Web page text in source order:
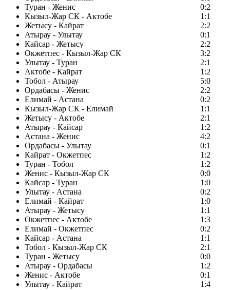
Туран - Женис
0:2
Кызыл-Жар СК - Актобе
1:1
Жетысу - Кайрат
2:2
Атырау - Улытау
0:1
Кайсар - Жетысу
2:2
Окжетпес - Кызыл-Жар СК
3:2
Улытау - Туран
2:1
Актобе - Кайрат
1:2
Тобол - Атырау
5:0
Ордабасы - Женис
2:2
Елимай - Астана
0:2
Кызыл-Жар СК - Елимай
1:1
Жетысу - Актобе
2:1
Атырау - Кайсар
1:2
Астана - Женис
4:2
Ордабасы - Улытау
0:1
Кайрат - Окжетпес
1:2
Туран - Тобол
1:2
Женис - Кызыл-Жар СК
0:0
Кайсар - Туран
1:0
Улытау - Астана
0:2
Елимай - Кайрат
1:0
Атырау - Жетысу
1:1
Окжетпес - Актобе
1:3
Елимай - Окжетпес
0:2
Кайсар - Астана
1:1
Тобол - Кызыл-Жар СК
2:1
Туран - Жетысу
0:0
Атырау - Ордабасы
1:2
Женис - Актобе
0:1
Улытау - Кайрат
1:4